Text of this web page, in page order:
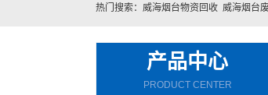
热门搜索： 威海烟台物资回收 威海烟台
产品中心
PRODUCT CENTER